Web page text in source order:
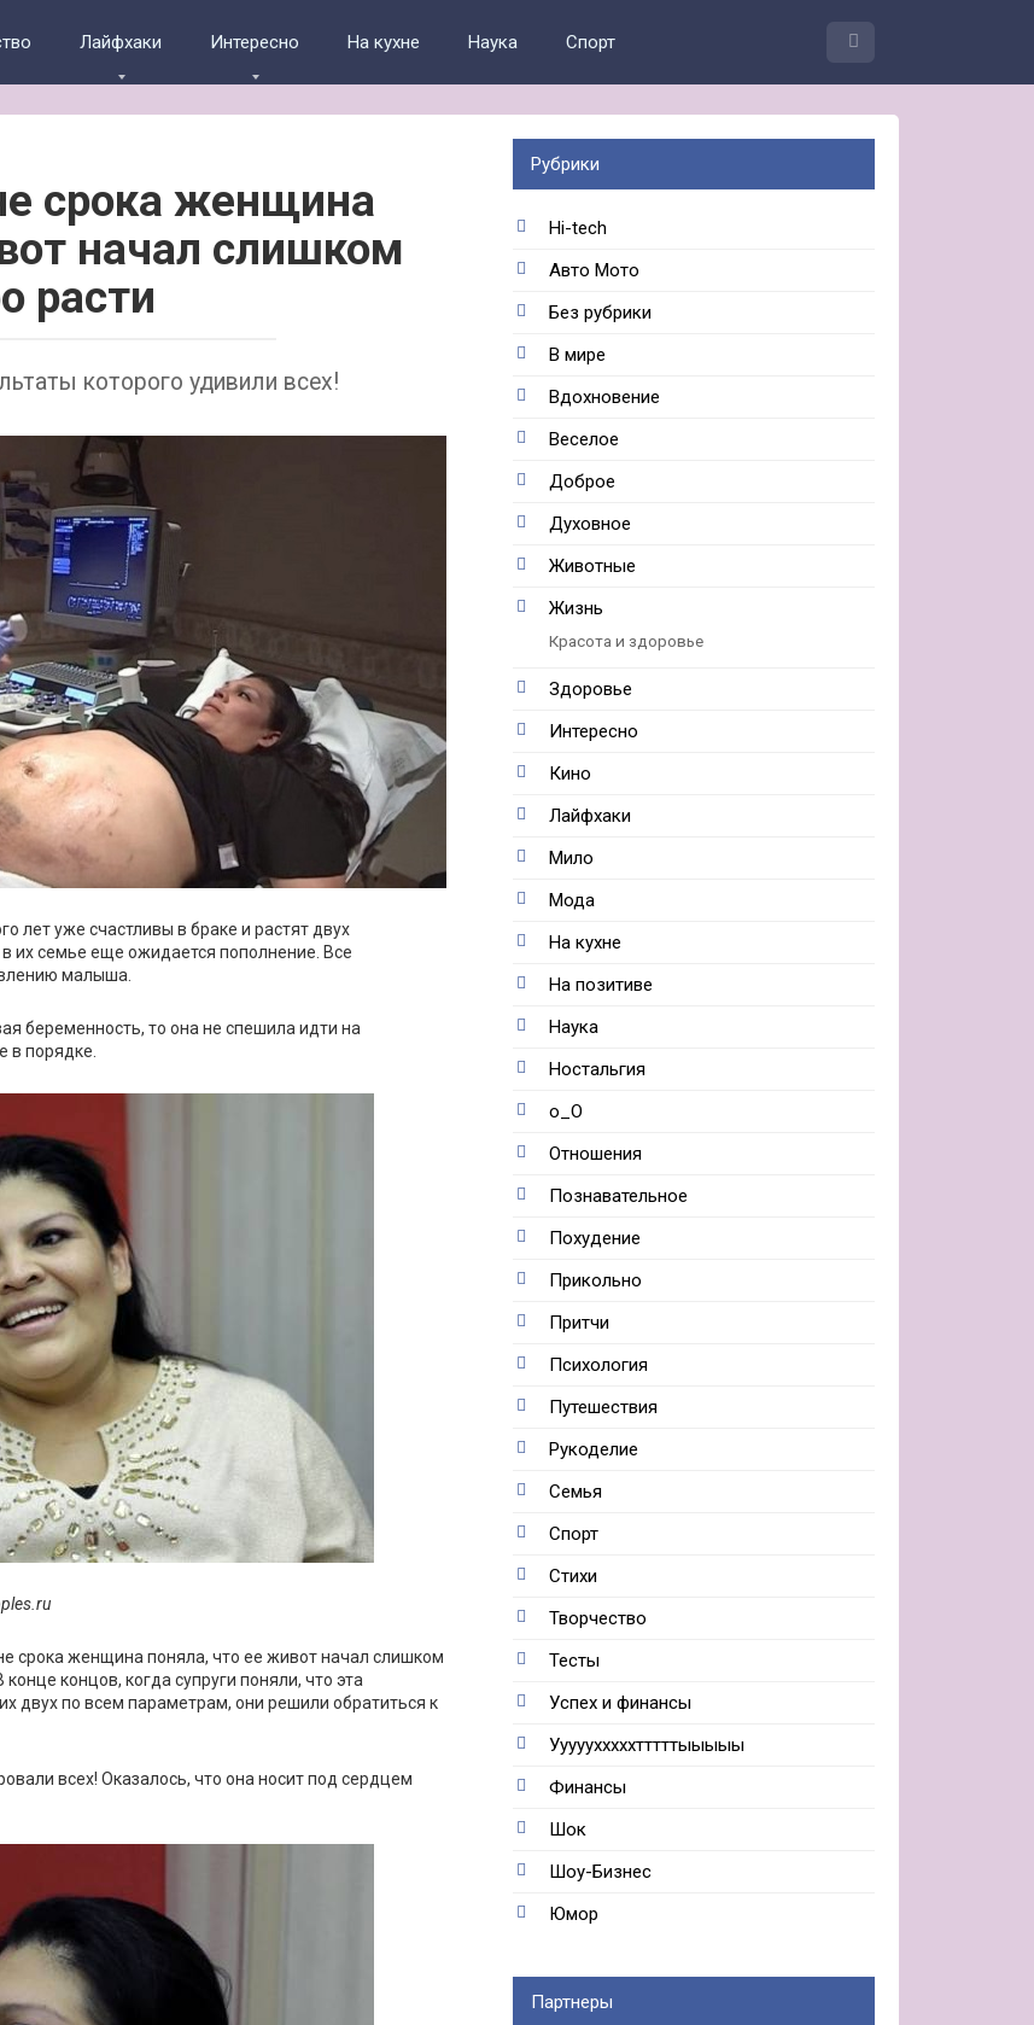
Лайфхаки Интересно На кухне Наука Спорт
срока женщина
начал слишком
расти
которого удивили всех!
лет уже счастливы в браке и растят двух
их семье еще ожидается пополнение. Все
малыша.
беременность, то она не спешила идти на
в порядке.
срока женщина поняла, что ее живот начал слишком
концов, когда супруги поняли, что эта
двух по всем параметрам, они решили обратиться к
всех! Оказалось, что она носит под сердцем
Рубрики
Hi-tech
Авто Мото
Без рубрики
В мире
Вдохновение
Веселое
Доброе
Духовное
Животные
Жизнь
Красота и здоровье
Здоровье
Интересно
Кино
Лайфхаки
Мило
Мода
На кухне
На позитиве
Наука
Ностальгия
о_О
Отношения
Познавательное
Похудение
Прикольно
Притчи
Психология
Путешествия
Рукоделие
Семья
Спорт
Стихи
Творчество
Тесты
Успех и финансы
Ууууухххххтттттыыыыы
Финансы
Шок
Шоу-Бизнес
Юмор
Партнеры